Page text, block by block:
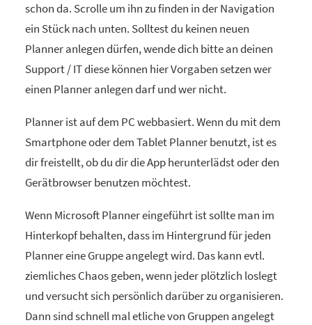
schon da. Scrolle um ihn zu finden in der Navigation
ein Stück nach unten. Solltest du keinen neuen
Planner anlegen dürfen, wende dich bitte an deinen
Support / IT diese können hier Vorgaben setzen wer
einen Planner anlegen darf und wer nicht.
Planner ist auf dem PC webbasiert. Wenn du mit dem
Smartphone oder dem Tablet Planner benutzt, ist es
dir freistellt, ob du dir die App herunterlädst oder den
Gerätbrowser benutzen möchtest.
Wenn Microsoft Planner eingeführt ist sollte man im
Hinterkopf behalten, dass im Hintergrund für jeden
Planner eine Gruppe angelegt wird. Das kann evtl.
ziemliches Chaos geben, wenn jeder plötzlich loslegt
und versucht sich persönlich darüber zu organisieren.
Dann sind schnell mal etliche von Gruppen angelegt